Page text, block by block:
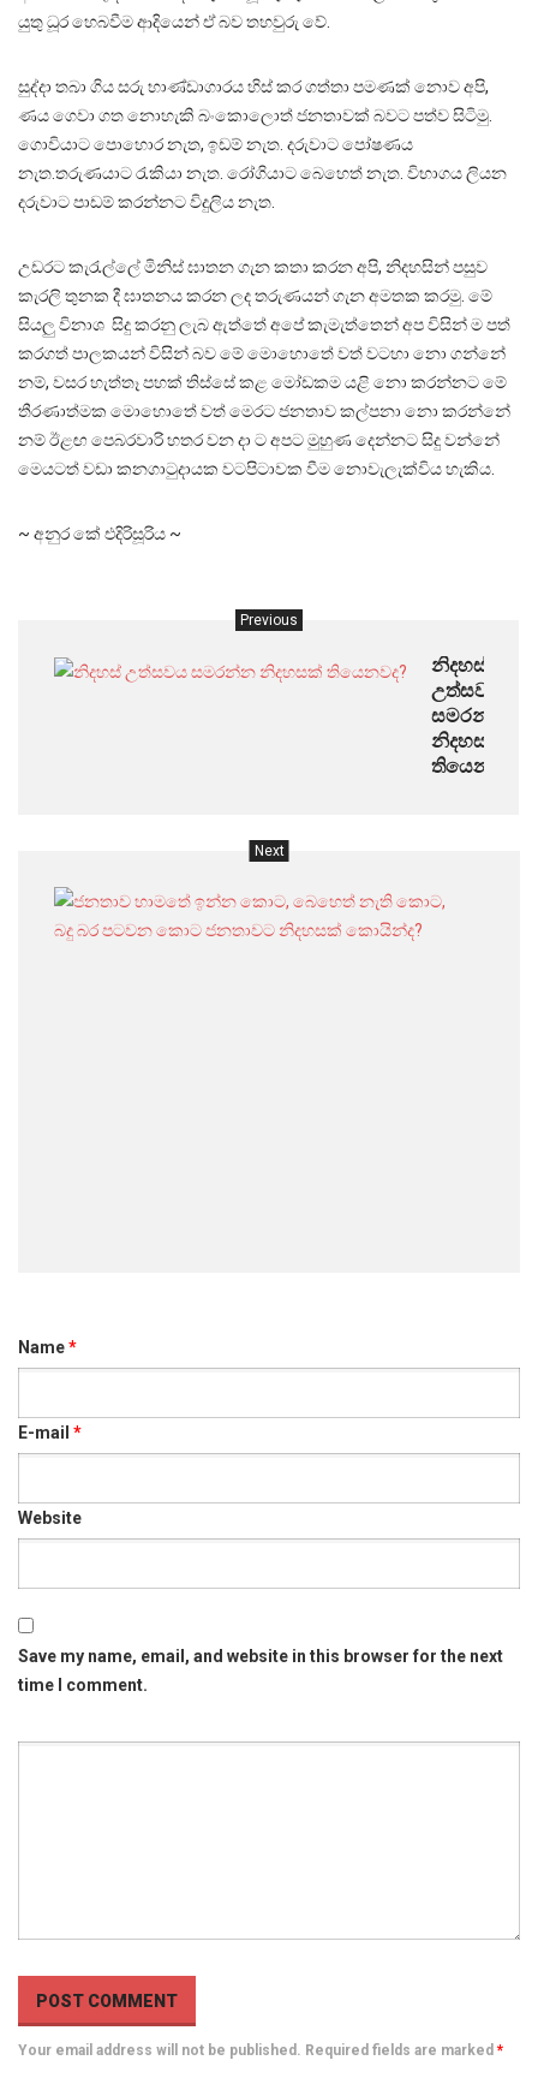
යුතු ධූර හෙබවීම ආදියෙන් ඒ බව තහවුරු වේ.
සුද්දා තබා ගිය සරු භාණ්ඩාගාරය හිස් කර ගත්තා පමණක් නොව අපි,
ණය ගෙවා ගත නොහැකි බංකොලොත් ජනතාවක් බවට පත්ව සිටිමු.
ගොවියාට පොහොර නැත, ඉඩම් නැත. දරුවාට පෝෂණය
නැත.තරුණයාට රැකියා නැත. රෝගියාට බෙහෙත් නැත. විභාගය ලියන
දරුවාට පාඩම් කරන්නට විදුලිය නැත.
උඩරට කැරැල්ලේ මිනිස් ඝාතන ගැන කතා කරන අපි, නිදහසින් පසුව
කැරලි තුනක දී ඝාතනය කරන ලද තරුණයන් ගැන අමතක කරමු. මේ
සියලු විනාශ සිදු කරනු ලැබ ඇත්තේ අපේ කැමැත්තෙන් අප විසින් ම පත්
කරගත් පාලකයන් විසින් බව මේ මොහොතේ වත් වටහා නො ගන්නේ
නම්, වසර හැත්තෑ පහක් තිස්සේ කළ මෝඩකම යළි නො කරන්නට මේ
තීරණාත්මක මොහොතේ වත් මෙරට ජනතාව කල්පනා නො කරන්නේ
නම් ඊළඟ පෙබරවාරි හතර වන දා ට අපට මුහුණ දෙන්නට සිදු වන්නේ
මෙයටත් වඩා කනගාටුදායක වටපිටාවක වීම නොවැලැක්විය හැකිය.
~ අනුර කේ එදිරිසූරිය ~
Previous
නිදහස්
උත්සවය
සමරන්න
නිදහසක්
තියෙනවද?
Next
Name*
E-mail *
Website
Save my name, email, and website in this browser for the next
time I comment.
Your email address will not be published. Required fields are marked *